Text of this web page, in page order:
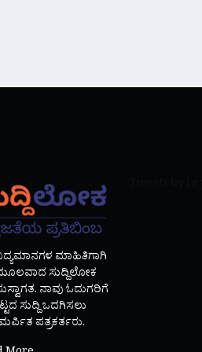
ವಿದ್ಯಮಾನಗಳ ಮಾಹಿತಿಗಾಗಿ
ಸುದ್ದಿಲೋಕ
ನಾವು ಓದುಗರಿಗೆ
ಸುದ್ದಿ ಒದಗಿಸಲು
ಪತ್ರಕರ್ತರು.